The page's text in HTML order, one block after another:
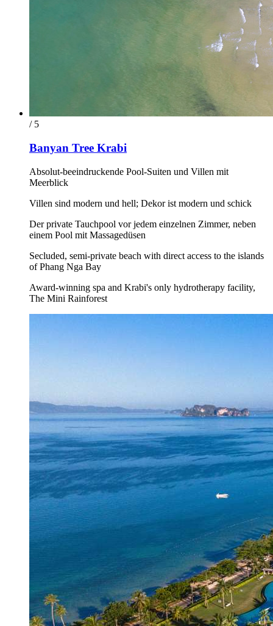
/ 5
Banyan Tree Krabi
Absolut-beeindruckende Pool-Suiten und Villen mit
Meerblick
Villen sind modern und hell; Dekor ist modern und schick
Der private Tauchpool vor jedem einzelnen Zimmer, neben
einem Pool mit Massagedüsen
Secluded, semi-private beach with direct access to the islands
of Phang Nga Bay
Award-winning spa and Krabi's only hydrotherapy facility,
The Mini Rainforest